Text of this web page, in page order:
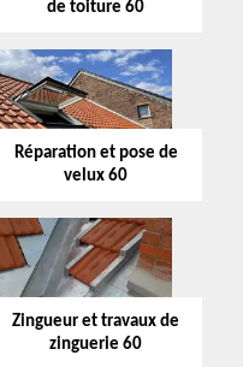
de toiture 60
Réparation et pose de
velux 60
Zingueur et travaux de
zinguerie 60